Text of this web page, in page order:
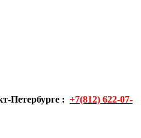
Петербурге : +7(812) 622-07-